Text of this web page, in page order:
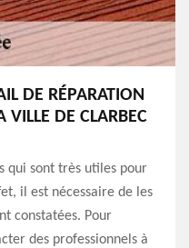
DE RÉPARATION
VILLE DE CLARBEC
qui sont très utiles pour
il est nécessaire de les
constatées. Pour
des professionnels à